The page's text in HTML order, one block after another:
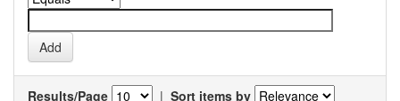
Results/Page | Sort items by